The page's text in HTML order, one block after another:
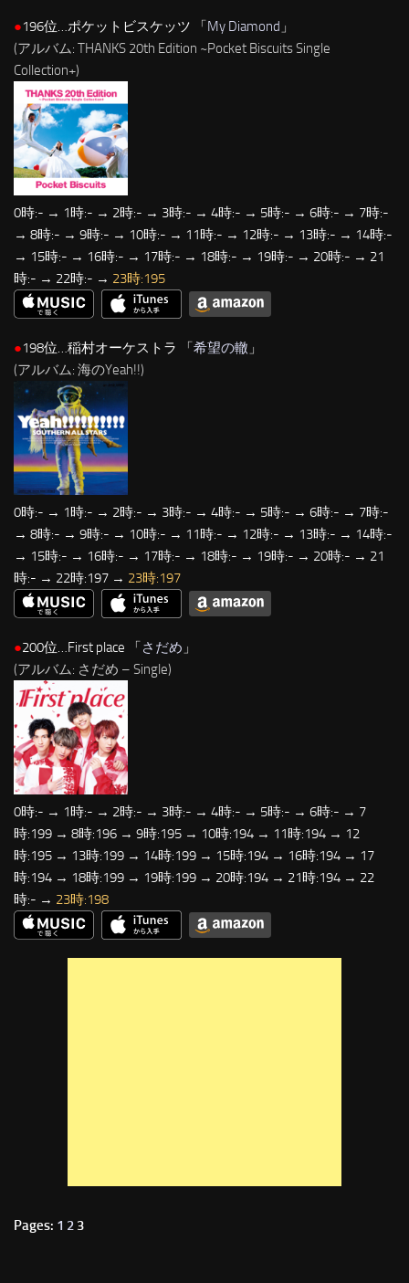
●196位…ポケットビスケッツ 「My Diamond 」
(アルバム: THANKS 20th Edition ~Pocket Biscuits Single
Collection+)
0時:- → 1時:- → 2時:- → 3時:- → 4時:- → 5時:- → 6時:- → 7時:-
→ 8時:- → 9時:- → 10時:- → 11時:- → 12時:- → 13時:- → 14時:-
→ 15時:- → 16時:- → 17時:- → 18時:- → 19時:- → 20時:- → 21
時:- → 22時:- → 23時:195
●198位…稲村オーケストラ 「希望の轍 」
(アルバム: 海のYeah!!)
0時:- → 1時:- → 2時:- → 3時:- → 4時:- → 5時:- → 6時:- → 7時:-
→ 8時:- → 9時:- → 10時:- → 11時:- → 12時:- → 13時:- → 14時:-
→ 15時:- → 16時:- → 17時:- → 18時:- → 19時:- → 20時:- → 21
時:- → 22時:197 → 23時:197
●200位…First place 「さだめ 」
(アルバム: さだめ – Single)
0時:- → 1時:- → 2時:- → 3時:- → 4時:- → 5時:- → 6時:- → 7
時:199 → 8時:196 → 9時:195 → 10時:194 → 11時:194 → 12
時:195 → 13時:199 → 14時:199 → 15時:194 → 16時:194 → 17
時:194 → 18時:199 → 19時:199 → 20時:194 → 21時:194 → 22
時:- → 23時:198
Pages: 1 2 3